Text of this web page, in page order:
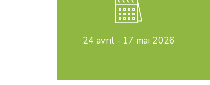
24 avril - 17 mai 2026